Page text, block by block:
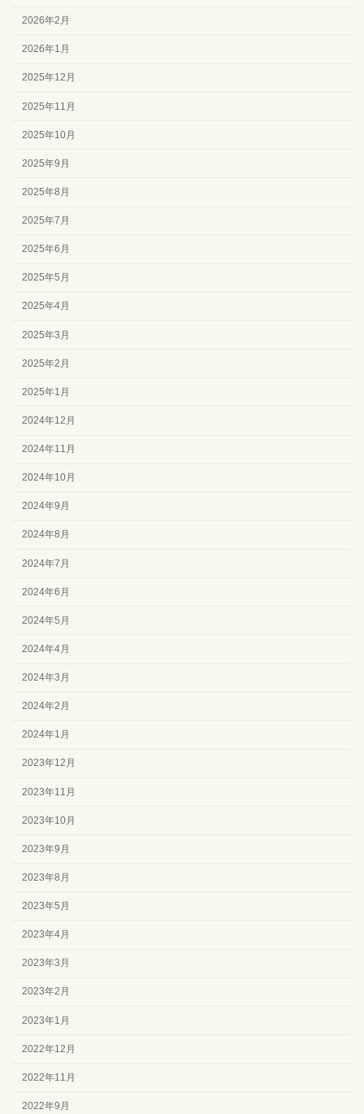
2026年2月
2026年1月
2025年12月
2025年11月
2025年10月
2025年9月
2025年8月
2025年7月
2025年6月
2025年5月
2025年4月
2025年3月
2025年2月
2025年1月
2024年12月
2024年11月
2024年10月
2024年9月
2024年8月
2024年7月
2024年6月
2024年5月
2024年4月
2024年3月
2024年2月
2024年1月
2023年12月
2023年11月
2023年10月
2023年9月
2023年8月
2023年5月
2023年4月
2023年3月
2023年2月
2023年1月
2022年12月
2022年11月
2022年9月